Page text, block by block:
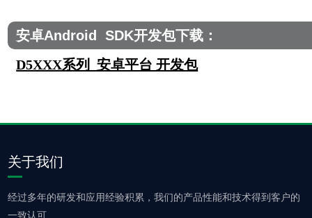
安卓Android SDK开发包下载：
D5XXX系列 安卓平台 开发包
关于我们
经过多年的研发和应用经验积累，我们的产品性能和技术得到客户的
一致认可